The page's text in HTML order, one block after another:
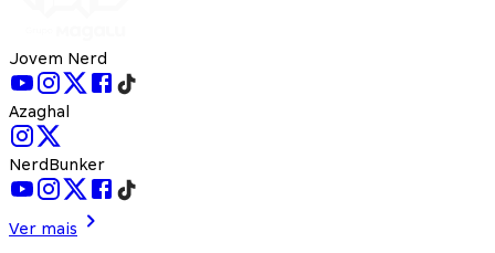
Jovem Nerd
Azaghal
NerdBunker
Ver mais